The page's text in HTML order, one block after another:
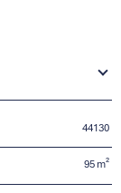
44130
95 m²